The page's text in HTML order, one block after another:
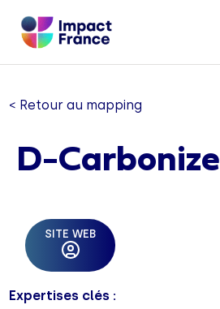
< Retour au mapping
D-Carbonize
SITE WEB
Expertises clés :